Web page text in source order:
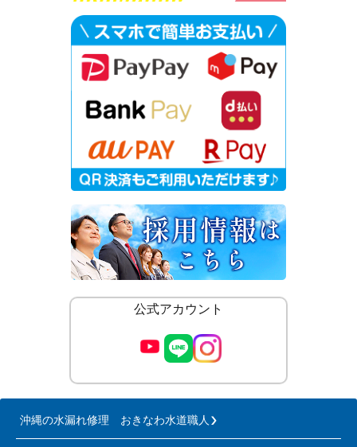
公式アカウント
沖縄の水漏れ修理 おきなわ水道職人